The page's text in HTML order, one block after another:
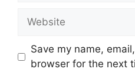
Website
Save my name,
browser for the next